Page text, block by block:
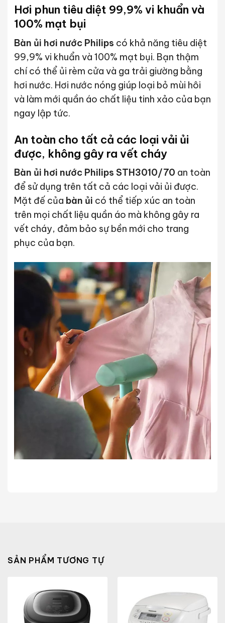
Hơi phun tiêu diệt 99,9% vi khuẩn và
100% mạt bụi
Bàn ủi hơi nước Philips có khả năng tiêu diệt
99,9% vi khuẩn và 100% mạt bụi. Bạn thậm
chí có thể ủi rèm cửa và ga trải giường bằng
hơi nước. Hơi nước nóng giúp loại bỏ mùi hôi
và làm mới quần áo chất liệu tinh xảo của bạn
ngay lập tức.
An toàn cho tất cả các loại vải ủi
được, không gây ra vết cháy
Bàn ủi hơi nước Philips STH3010/70 an toàn
để sử dụng trên tất cả các loại vải ủi được.
Mặt đế của bàn ủi có thể tiếp xúc an toàn
trên mọi chất liệu quần áo mà không gây ra
vết cháy, đảm bảo sự bền mới cho trang
phục của bạn.
SẢN PHẨM TƯƠNG TỰ